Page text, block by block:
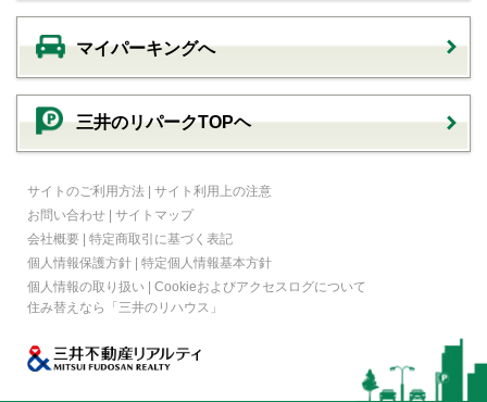
マイパーキングへ
三井のリパークTOPヘ
サイトのご利用方法 | サイト利用上の注意
お問い合わせ | サイトマップ
会社概要 | 特定商取引に基づく表記
個人情報保護方針 | 特定個人情報基本方針
個人情報の取り扱い | Cookieおよびアクセスログについて
住み替えなら
「三井のリハウス」